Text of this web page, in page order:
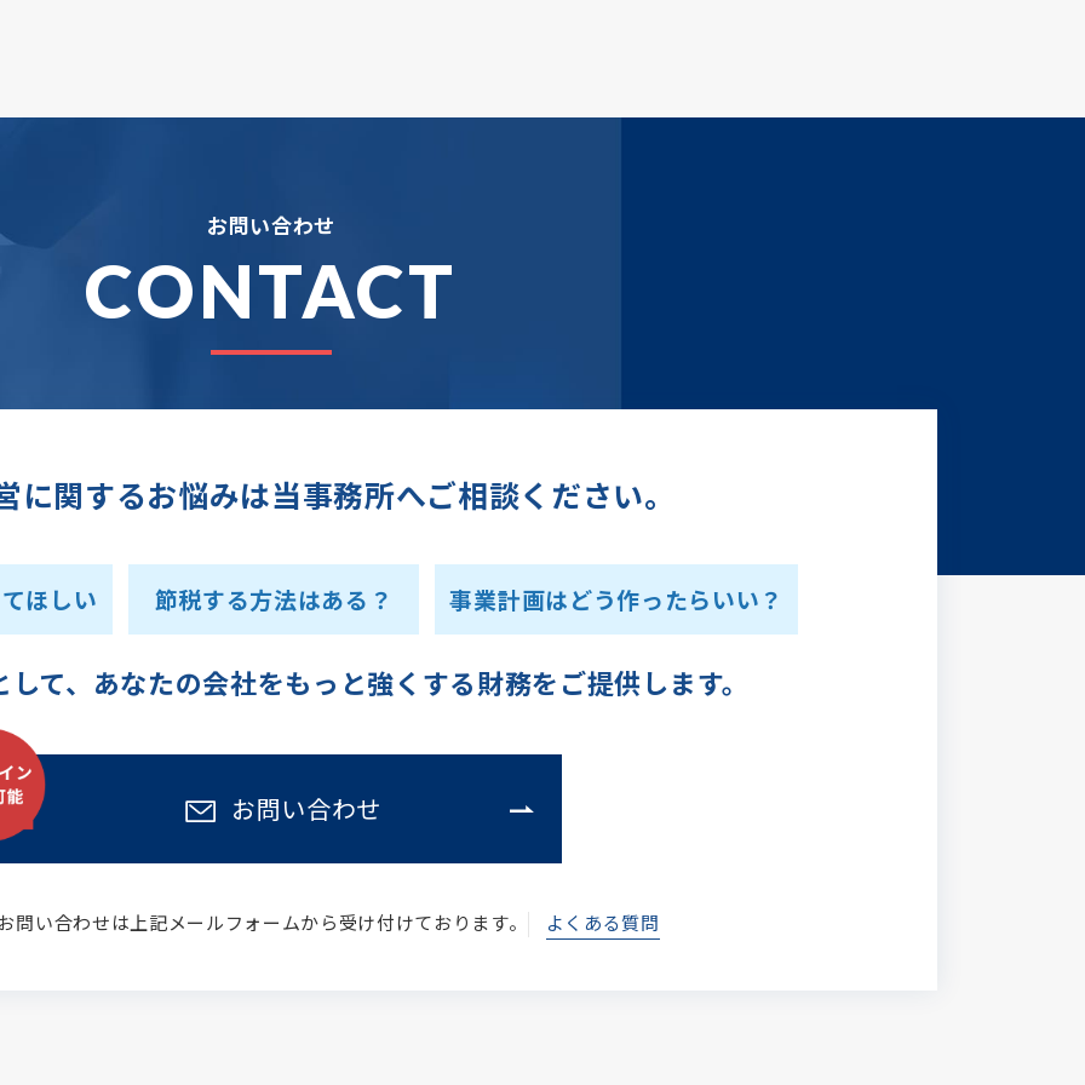
お問い合わせ
CONTACT
に関するお悩みは当事務所へご相談ください。
ほしい 節税する方法はある？ 事業計画はどう作ったらいい？
て、あなたの会社をもっと強くする財務をご提供します。
お問い合わせ
問い合わせは上記メールフォームから受け付けております。 よくある質問